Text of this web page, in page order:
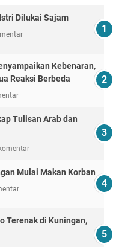
Dilukai Sajam
Kebenaran,
Reaksi Berbeda
Tulisan Arab dan
Mulai Makan Korban
Terenak di Kuningan,